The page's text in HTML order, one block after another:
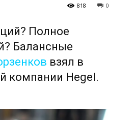
0
818
Полное
Балансные
взял в
компании Hegel.